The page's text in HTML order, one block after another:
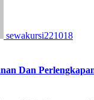
sewakursi221018
Dan